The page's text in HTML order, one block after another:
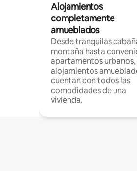
Alojamientos
completamente
amueblados
Desde tranquilas
montaña hasta
apartamentos urbanos,
alojamientos
cuentan con todos las
comodidades de una
vivienda.